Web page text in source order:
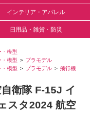
インテリア・アパレル
日用品・雑貨・防災
・模型
・模型
プラモデル
・模型 プラモデル 飛行機
衛隊 F-15J イ
スタ2024 航空